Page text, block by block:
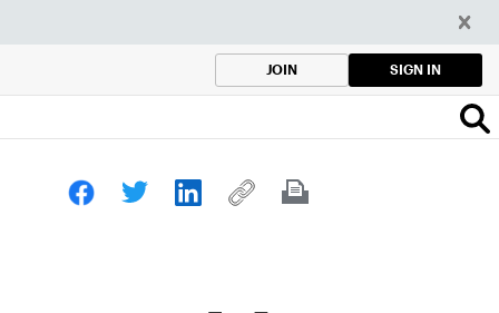
JOIN SIGN IN